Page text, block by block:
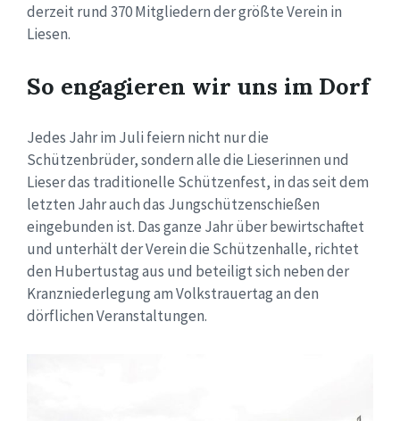
derzeit rund 370 Mitgliedern der größte Verein in
Liesen.
So engagieren wir uns im Dorf
Jedes Jahr im Juli feiern nicht nur die
Schützenbrüder, sondern alle die Lieserinnen und
Lieser das traditionelle Schützenfest, in das seit dem
letzten Jahr auch das Jungschützenschießen
eingebunden ist. Das ganze Jahr über bewirtschaftet
und unterhält der Verein die Schützenhalle, richtet
den Hubertustag aus und beteiligt sich neben der
Kranzniederlegung am Volkstrauertag an den
dörflichen Veranstaltungen.